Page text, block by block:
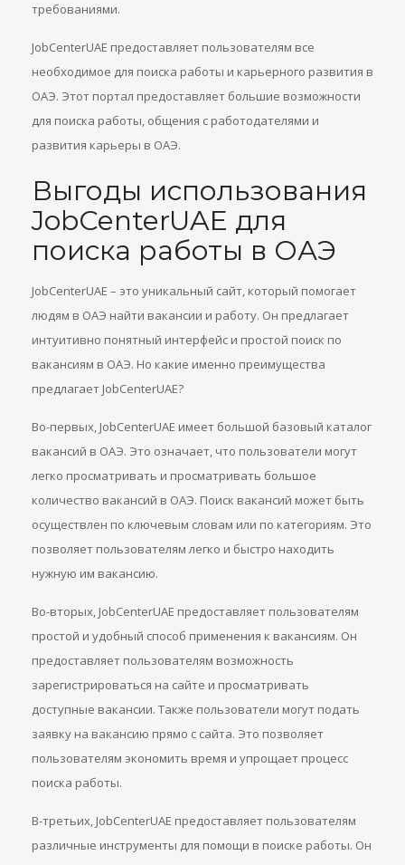
требованиями.
JobCenterUAE предоставляет пользователям все
необходимое для поиска работы и карьерного развития в
ОАЭ. Этот портал предоставляет большие возможности
для поиска работы, общения с работодателями и
развития карьеры в ОАЭ.
Выгоды использования
JobCenterUAE для
поиска работы в ОАЭ
JobCenterUAE – это уникальный сайт, который помогает
людям в ОАЭ найти вакансии и работу. Он предлагает
интуитивно понятный интерфейс и простой поиск по
вакансиям в ОАЭ. Но какие именно преимущества
предлагает JobCenterUAE?
Во-первых, JobCenterUAE имеет большой базовый каталог
вакансий в ОАЭ. Это означает, что пользователи могут
легко просматривать и просматривать большое
количество вакансий в ОАЭ. Поиск вакансий может быть
осуществлен по ключевым словам или по категориям. Это
позволяет пользователям легко и быстро находить
нужную им вакансию.
Во-вторых, JobCenterUAE предоставляет пользователям
простой и удобный способ применения к вакансиям. Он
предоставляет пользователям возможность
зарегистрироваться на сайте и просматривать
доступные вакансии. Также пользователи могут подать
заявку на вакансию прямо с сайта. Это позволяет
пользователям экономить время и упрощает процесс
поиска работы.
В-третьих, JobCenterUAE предоставляет пользователям
различные инструменты для помощи в поиске работы. Он